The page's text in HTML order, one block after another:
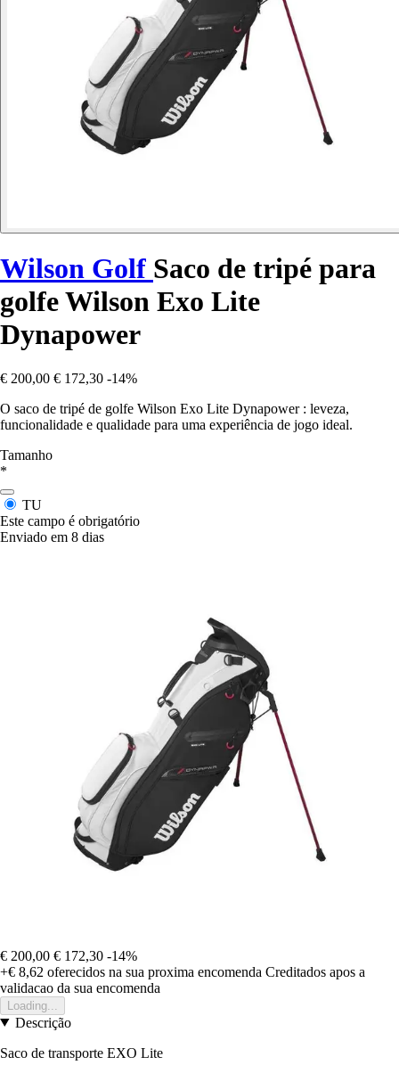
Wilson Golf Saco de tripé para
golfe Wilson Exo Lite
Dynapower
€ 200,00 € 172,30 -14%
O saco de tripé de golfe Wilson Exo Lite Dynapower : leveza,
funcionalidade e qualidade para uma experiência de jogo ideal.
Tamanho
*
TU
Este campo é obrigatório
Enviado em 8 dias
€ 200,00 € 172,30 -14%
+€ 8,62 oferecidos na sua proxima encomenda Creditados apos a
validacao da sua encomenda
Loading...
Descrição
Saco de transporte EXO Lite